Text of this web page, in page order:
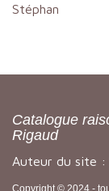
Stéphan
Catalogue
Rigaud
Auteur du site :
Copyright © 2024 -